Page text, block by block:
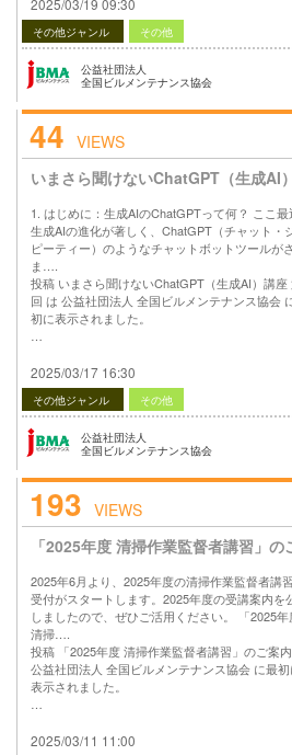
その他ジャンル その他
公益社団法人
全国ビルメンテナンス協会
44 VIEWS
いまさら聞けないChatGPT（生成AI
1. はじめに：生成AIのChatGPTって何？ ここ最
生成AIの進化が著しく、ChatGPT（チャット・
ピーティー）のようなチャットボットツールがさ
ま….
投稿 いまさら聞けないChatGPT（生成AI）講座
回 は 公益社団法人 全国ビルメンテナンス協会
初に表示されました。
2025/03/17 16:30
その他ジャンル その他
公益社団法人
全国ビルメンテナンス協会
193 VIEWS
「2025年度 清掃作業監督者講習」の
2025年6月より、2025年度の清掃作業監督者講
受付がスタートします。2025年度の受講案内を
しましたので、ぜひご活用ください。 「2025年
清掃….
投稿 「2025年度 清掃作業監督者講習」のご案
公益社団法人 全国ビルメンテナンス協会 に最初
表示されました。
2025/03/11 11:00